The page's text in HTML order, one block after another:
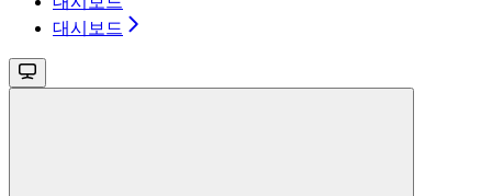
대시보드